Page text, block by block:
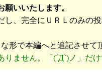
いいたします。
、完全にＵＲＬのみの
な形で本編へと追記させて
ません。「(´Д`)ノ」だけ